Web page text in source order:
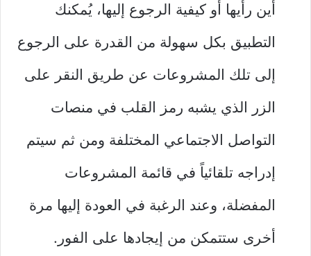
أين رأيها أو كيفية الرجوع إليها، يُمكنك
التطبيق بكل سهولة من القدرة على الرجوع
إلى تلك المشروعات عن طريق النقر على
الزر الذي يشبه رمز القلب في منصات
التواصل الاجتماعي المختلفة ومن ثم سيتم
إدراجه تلقائياً في قائمة المشروعات
المفضلة، وعند الرغبة في العودة إليها مرة
أخرى ستتمكن من إيجادها على الفور.